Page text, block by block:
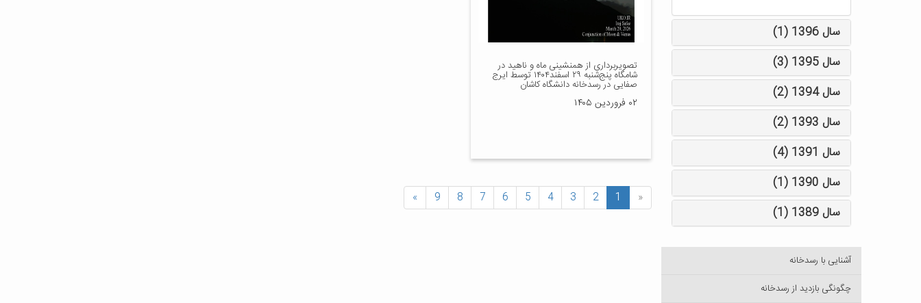
تصویربرداری از همنشینی ماه و ناهید در
شامگاه پنج‌شنبه ۲۹ اسفند۱۴۰۴ توسط ایرج
صفایی در رسدخانه دانشگاه کاشان
۰۲ فروردین ۱۴۰۵
«
1
2
3
4
5
6
7
8
9
»
سال 1396 (1)
سال 1395 (3)
سال 1394 (2)
سال 1393 (2)
سال 1391 (4)
سال 1390 (1)
سال 1389 (1)
آشنایی با رسدخانه
چگونگی بازدید از رسدخانه